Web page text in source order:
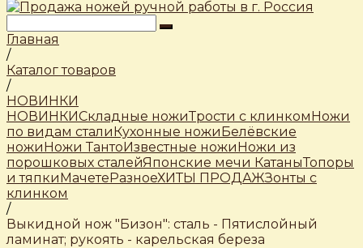
Главная
/
Каталог товаров
/
НОВИНКИ
НОВИНКИСкладные ножиТрости c клинкомНожи
по видам сталиКухонные ножиБелёвские
ножиНожи ТантоИзвестные ножиНожи из
порошковых сталейЯпонские мечи КатаныТопоры
и тяпкиМачетеРазноеХИТЫ ПРОДАЖЗонты с
клинком
/
Выкидной нож "Бизон": сталь - Пятислойный
ламинат; рукоять - карельская береза